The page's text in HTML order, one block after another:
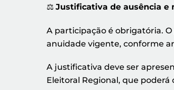
⚖️ Justificativa de ausência e
A participação é obrigatória.
anuidade vigente, conforme
A justificativa deve ser
Eleitoral Regional, que poderá